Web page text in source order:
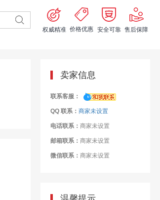
权威精准 价格优惠 安全可靠 售后保障
卖家信息
联系客服：
QQ 联系：商家未设置
电话联系：商家未设置
邮箱联系：商家未设置
微信联系：商家未设置